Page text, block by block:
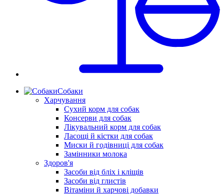
Собаки
Харчування
Сухий корм для собак
Консерви для собак
Лікувальний корм для собак
Ласощі й кістки для собак
Миски й годівниці для собак
Замінники молока
Здоров'я
Засоби від бліх і кліщів
Засоби від глистів
Вітаміни й харчові добавки